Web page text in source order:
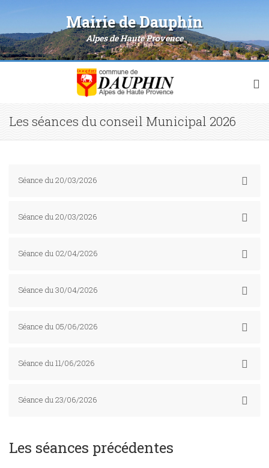
Mairie de Dauphin
Alpes de Haute Provence
Les séances du conseil Municipal 2026
Séance du 20/03/2026
Séance du 20/03/2026
Séance du 02/04/2026
Séance du 30/04/2026
Séance du 05/06/2026
Séance du 11/06/2026
Séance du 23/06/2026
Les séances précédentes